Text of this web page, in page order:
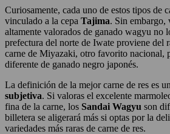
Curiosamente, cada uno de estos tipos de
vinculado a la cepa Tajima. Sin embargo,
altamente valorados de ganado wagyu no
prefectura del norte de Iwate proviene del
carne de Miyazaki, otro favorito nacional,
diferente de ganado negro japonés.
La definición de la mejor carne de res es
subjetiva. Si valoras el excelente
fina de la carne, los Sandai Wagyu son
billetera se aligerará más si optas por la
variedades más raras de carne de res.